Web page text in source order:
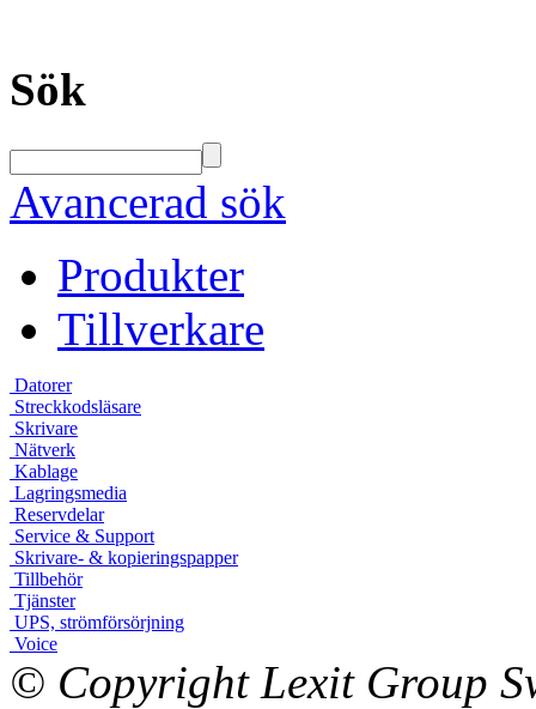
Sök
Avancerad sök
Produkter
Tillverkare
Datorer
Streckkodsläsare
Skrivare
Nätverk
Kablage
Lagringsmedia
Reservdelar
Service & Support
Skrivare- & kopieringspapper
Tillbehör
Tjänster
UPS, strömförsörjning
Voice
© Copyright Lexit Group